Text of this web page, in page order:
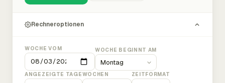
Rechneroptionen
WOCHE VOM WOCHE BEGINNT AM
ANGEZEIGTE TAGEWOCHEN ZEITFORMAT